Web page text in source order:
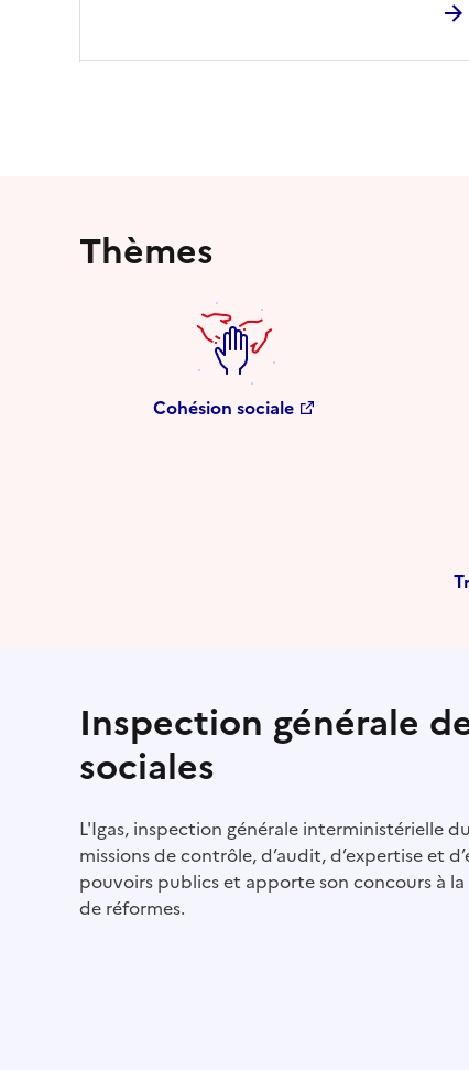
Thèmes
Cohésion sociale
Inspection générale
sociales
L'Igas, inspection générale interministérielle
missions de contrôle, d’audit, d’expertise et
pouvoirs publics et apporte son concours à
de réformes.